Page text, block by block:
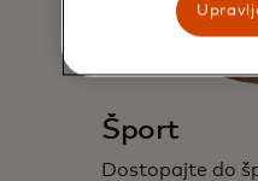
Šport
Dostopajte do